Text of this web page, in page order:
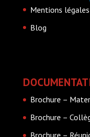
Mentions légales
Blog
Brochure –
Brochure –
Brochure –